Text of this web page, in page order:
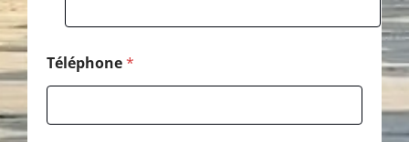
Téléphone*